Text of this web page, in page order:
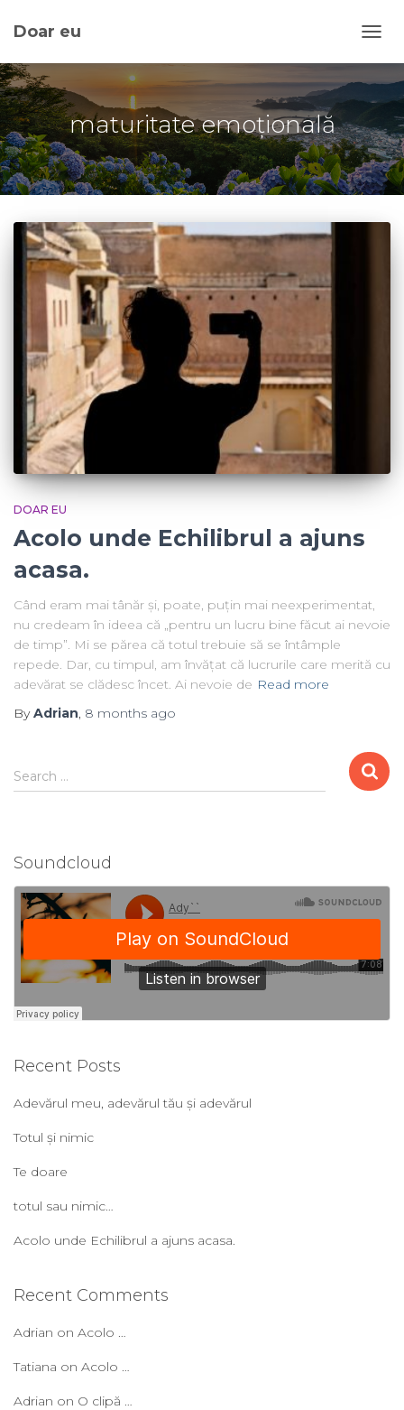
Doar eu
maturitate emoțională
DOAR EU
Acolo unde Echilibrul a ajuns
acasa.
Când eram mai tânăr și, poate, puțin mai neexperimentat,
nu credeam în ideea că „pentru un lucru bine făcut ai nevoie
de timp”. Mi se părea că totul trebuie să se întâmple
repede. Dar, cu timpul, am învățat că lucrurile care merită cu
adevărat se clădesc încet. Ai nevoie de Read more
ByAdrian, 8 months ago
Search …
Soundcloud
Recent Posts
Adevărul meu, adevărul tău și adevărul
Totul și nimic
Te doare
totul sau nimic…
Acolo unde Echilibrul a ajuns acasa.
Recent Comments
Adrian on Acolo …
Tatiana on Acolo …
Adrian on O clipă …